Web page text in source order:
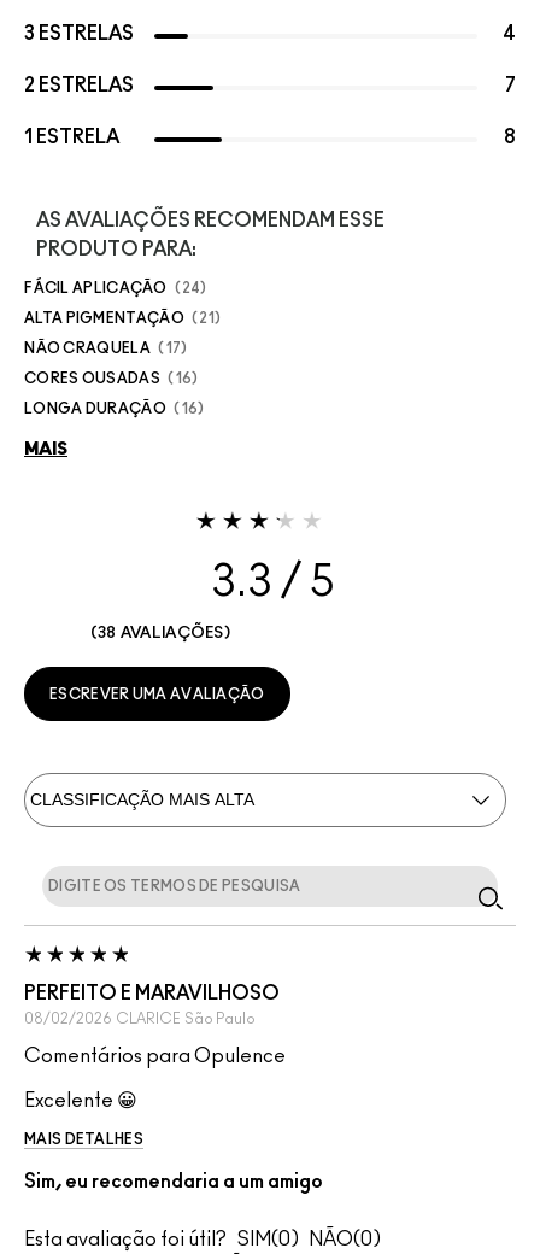
3 ESTRELAS 4
2 ESTRELAS 7
1 ESTRELA 8
AS AVALIAÇÕES RECOMENDAM ESSE
PRODUTO PARA:
FÁCIL APLICAÇÃO 24
ALTA PIGMENTAÇÃO 21
NÃO CRAQUELA 17
CORES OUSADAS 16
LONGA DURAÇÃO 16
MAIS
3.3
38 AVALIAÇÕES
ESCREVER UMA AVALIAÇÃO
PERFEITO E MARAVILHOSO
08/02/2026 CLARICE São Paulo
Comentários para Opulence
Excelente 😀
MAIS DETALHES
Sim, eu recomendaria a um amigo
Esta avaliação foi útil? 0 0